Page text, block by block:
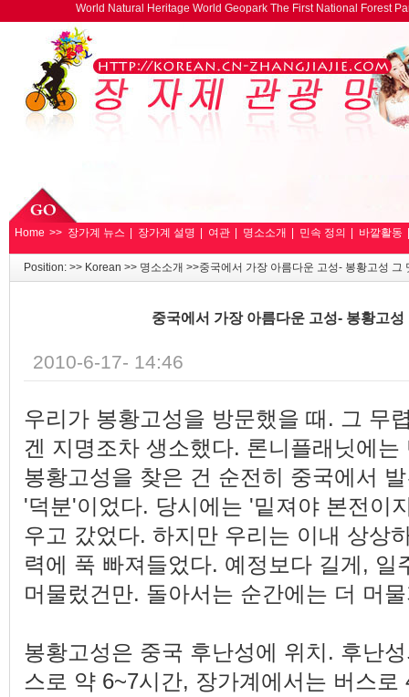
World Natural Heritage World Geopark The First National
Home >> 장가계 뉴스 장가계 설명 여관 명소소개 민속 정의 바깥활동
Position: >> Korean >> 명소소개 >>중국에서 가장 아름다운 고성- 봉황고성 그
중국에서 가장 아름다운 고성- 봉황고성
2010-6-17- 14:46
우리가 봉황고성을 방문했을 때. 그 무
겐 지명조차 생소했다. 론니플래닛에
봉황고성을 찾은 건 순전히 중국에서
'덕분'이었다. 당시에는 '밑져야 본전이
우고 갔었다. 하지만 우리는 이내 상상
력에 푹 빠져들었다. 예정보다 길게, 일
머물렀건만. 돌아서는 순간에는 더 머
봉황고성은 중국 후난성에 위치. 후난
스로 약 6~7시간, 장가계에서는 버스